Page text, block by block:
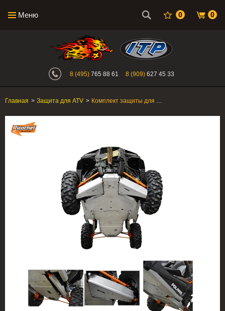
Меню 0 0
Интернет-магазин "Поросенок".
8 (495) 765 88 61 8 (909) 627 45 33
Главная > Защита для ATV > Комплект защиты для квадроцикла Polaris RZR XP1000 2013-2015 "Ricochet"